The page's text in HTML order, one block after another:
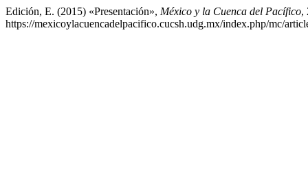
Edición, E. (2015) «Presentación», México y la Cuenca del Pacífico,
https://mexicoylacuencadelpacifico.cucsh.udg.mx/index.php/mc/